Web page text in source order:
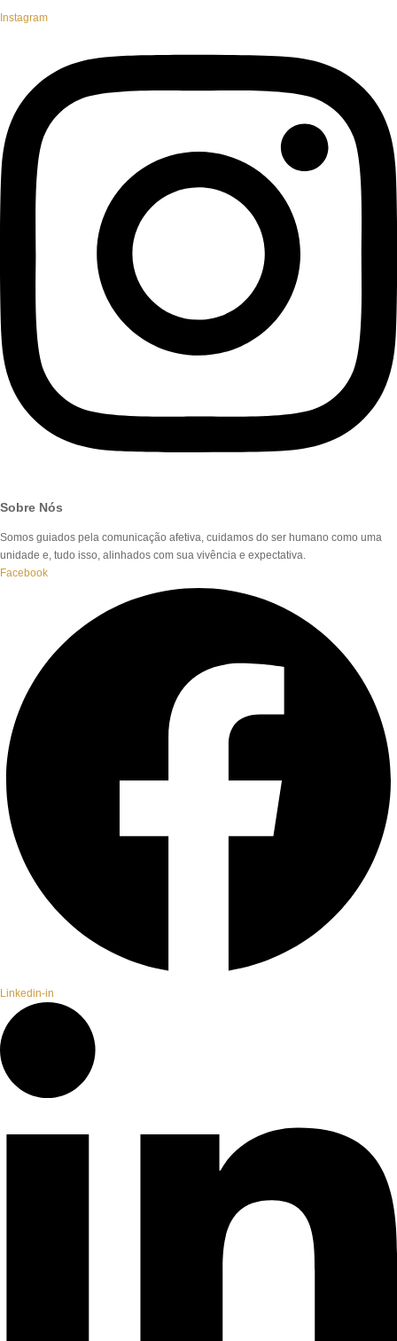
Instagram
Sobre Nós
Somos guiados pela comunicação afetiva, cuidamos do ser humano como uma
unidade e, tudo isso, alinhados com sua vivência e expectativa.
Facebook
Linkedin-in